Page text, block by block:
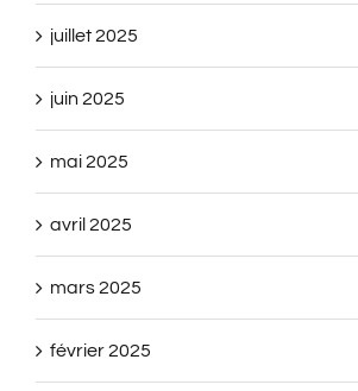
juillet 2025
juin 2025
mai 2025
avril 2025
mars 2025
février 2025